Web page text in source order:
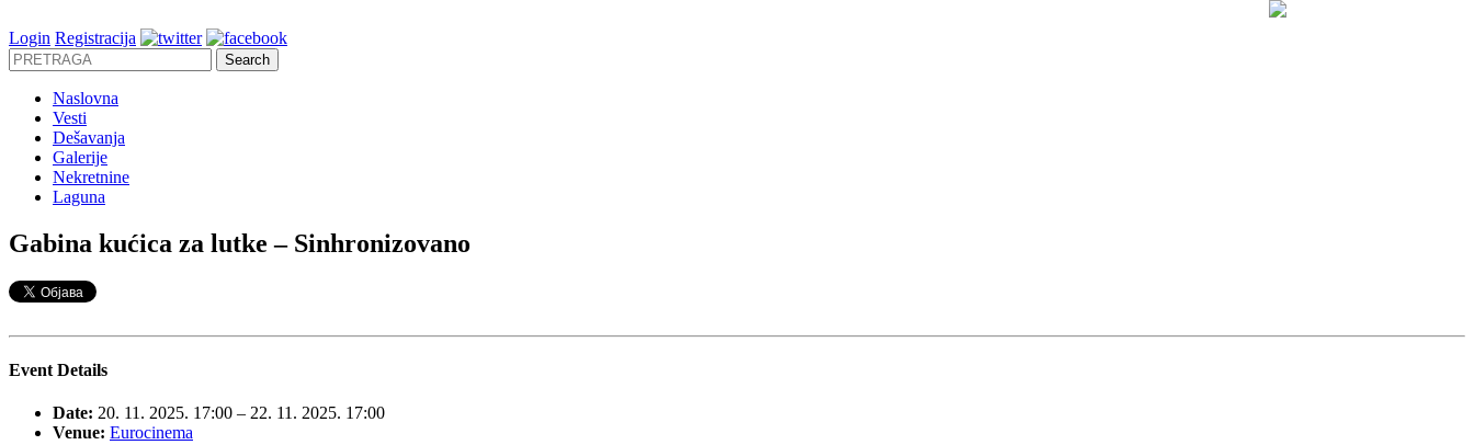
Login Registracija
Naslovna
Vesti
Dešavanja
Galerije
Nekretnine
Laguna
Gabina kućica za lutke – Sinhronizovano
Event Details
Date: 20. 11. 2025. 17:00 – 22. 11. 2025. 17:00
Venue: Eurocinema